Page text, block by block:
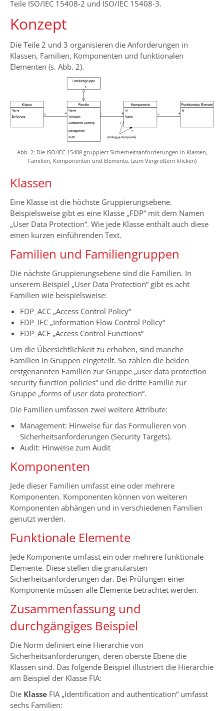
Teile ISO/IEC 15408-2 und ISO/IEC 15408-3.
Konzept
Die Teile 2 und 3 organisieren die Anforderungen in
Klassen, Familien, Komponenten und funktionalen
Elementen (s. Abb. 2).
Abb. 2: Die ISO/IEC 15408 gruppiert Sicherheitsanforderungen in Klassen,
Familien, Komponenten und Elemente. (zum Vergrößern klicken)
Klassen
Eine Klasse ist die höchste Gruppierungsebene.
Beispielsweise gibt es eine Klasse „FDP“ mit dem Namen
„User Data Protection“. Wie jede Klasse enthält auch diese
einen kurzen einführenden Text.
Familien und Familiengruppen
Die nächste Gruppierungsebene sind die Familien. In
unserem Beispiel „User Data Protection“ gibt es acht
Familien wie beispielsweise:
FDP_ACC „Access Control Policy“
FDP_IFC „Information Flow Control Policy“
FDP_ACF „Access Control Functions“
Um die Übersichtlichkeit zu erhöhen, sind manche
Familien in Gruppen eingeteilt. So zählen die beiden
erstgenannten Familien zur Gruppe „user data protection
security function policies“ und die dritte Familie zur
Gruppe „forms of user data protection“.
Die Familien umfassen zwei weitere Attribute:
Management: Hinweise für das Formulieren von
Sicherheitsanforderungen (Security Targets).
Audit: Hinweise zum Audit
Komponenten
Jede dieser Familien umfasst eine oder mehrere
Komponenten. Komponenten können von weiteren
Komponenten abhängen und in verschiedenen Familien
genutzt werden.
Funktionale Elemente
Jede Komponente umfasst ein oder mehrere funktionale
Elemente. Diese stellen die granularsten
Sicherheitsanforderungen dar. Bei Prüfungen einer
Komponente müssen alle Elemente betrachtet werden.
Zusammenfassung und
durchgängiges Beispiel
Die Norm definiert eine Hierarchie von
Sicherheitsanforderungen, deren oberste Ebene die
Klassen sind. Das folgende Beispiel illustriert die Hierarchie
am Beispiel der Klasse FIA:
Die Klasse FIA „Identification and authentication“ umfasst
sechs Familien: